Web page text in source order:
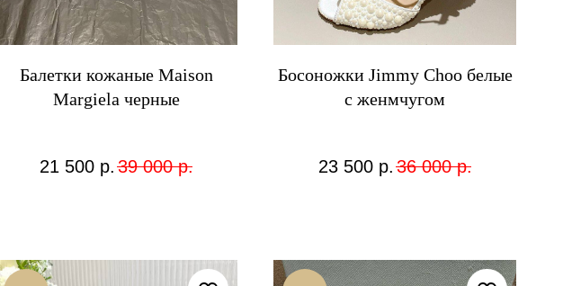
Балетки кожаные Maison
Margiela черные
21 500 р. 39 000 р.
Босоножки Jimmy Choo белые
с женмчугом
23 500 р. 36 000 р.